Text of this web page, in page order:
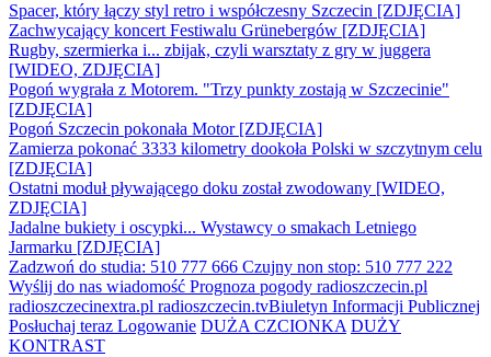
Spacer, który łączy styl retro i współczesny Szczecin [ZDJĘCIA]
Zachwycający koncert Festiwalu Grünebergów [ZDJĘCIA]
Rugby, szermierka i... zbijak, czyli warsztaty z gry w juggera
[WIDEO, ZDJĘCIA]
Pogoń wygrała z Motorem. "Trzy punkty zostają w Szczecinie"
[ZDJĘCIA]
Pogoń Szczecin pokonała Motor [ZDJĘCIA]
Zamierza pokonać 3333 kilometry dookoła Polski w szczytnym celu
[ZDJĘCIA]
Ostatni moduł pływającego doku został zwodowany [WIDEO,
ZDJĘCIA]
Jadalne bukiety i oscypki... Wystawcy o smakach Letniego
Jarmarku [ZDJĘCIA]
Zadzwoń do studia: 510 777 666 Czujny non stop: 510 777 222
Wyślij do nas wiadomość Prognoza pogody radioszczecin.pl
radioszczecinextra.pl radioszczecin.tvBiuletyn Informacji Publicznej
Posłuchaj teraz Logowanie DUŻA CZCIONKA DUŻY
KONTRAST